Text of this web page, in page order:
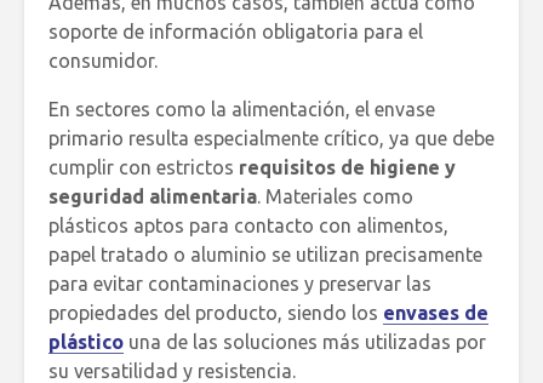
soporte de información obligatoria para el
consumidor.
En sectores como la alimentación, el envase
primario resulta especialmente crítico, ya que debe
cumplir con estrictos requisitos de higiene y
seguridad alimentaria . Materiales como
plásticos aptos para contacto con alimentos,
papel tratado o aluminio se utilizan precisamente
para evitar contaminaciones y preservar las
propiedades del producto, siendo los envases de
plástico una de las soluciones más utilizadas por
su versatilidad y resistencia.